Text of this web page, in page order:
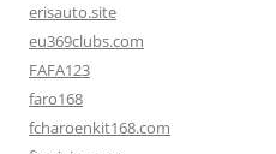
erisauto.site
eu369clubs.com
FAFA123
faro168
fcharoenkit168.com